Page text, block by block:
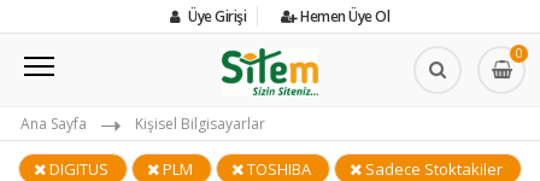
Üye Girişi Hemen Üye Ol
0
Ana Sayfa Kişisel Bilgisayarlar
DIGITUS PLM TOSHIBA Sadece Stoktakiler